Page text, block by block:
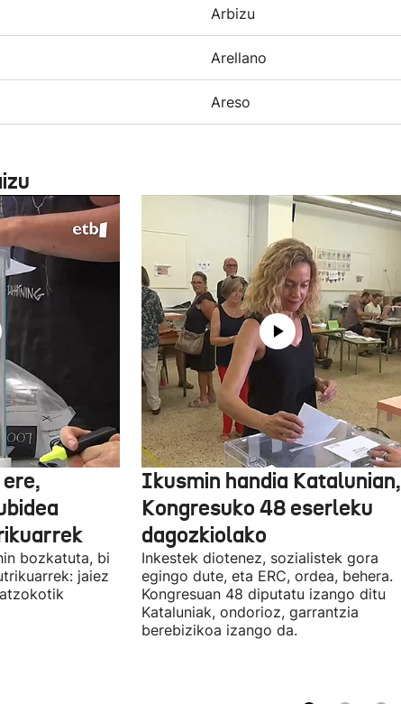
Arbizu
Arellano
Areso
bozkatuta, bi
jaiez
Ikusmin handia Katalunian,
Kongresuko 48 eserleku
dagozkiolako
Inkestek diotenez, sozialistek gora
egingo dute, eta ERC, ordea, behera.
Kongresuan 48 diputatu izango ditu
Kataluniak, ondorioz, garrantzia
berebizikoa izango da.